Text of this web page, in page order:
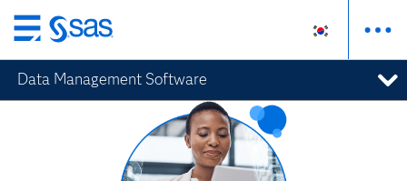
메
인
컨
텐
Data Management Software